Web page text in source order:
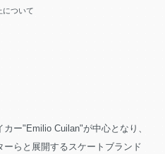
について
ー"Emilio Cuilan"が中心となり、
らと展開するスケートブランド